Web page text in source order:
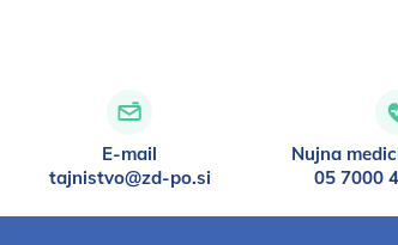
E-mail
tajnistvo@zd-po.si
Nujna
05 7000